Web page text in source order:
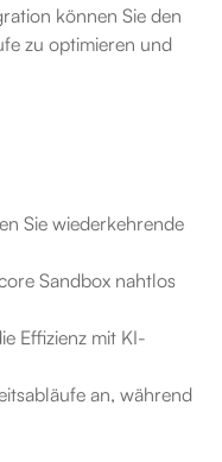
können Sie den
zu optimieren und
Sie wiederkehrende
Sandbox nahtlos
Effizienz mit KI-
an, während